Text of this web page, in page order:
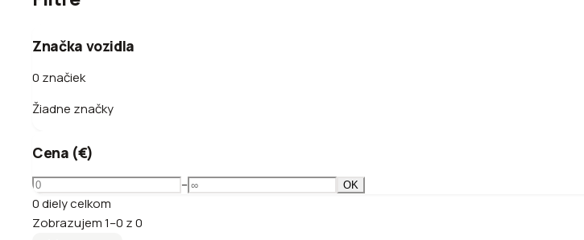
Značka vozidla
0 značiek
Žiadne značky
Cena (€)
– OK
0dielycelkom
Zobrazujem1–0 z0